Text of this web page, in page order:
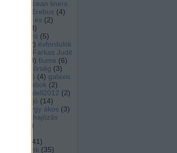
of ocean liners
Erebus (4)
és (2)
3)
átjáró (5)
2) évfordulók
Farkas Judit
3) fiume (6)
Folyamőrség (3)
expedíció (4) galaxis
Gályarabok (2)
gomodell2012 (2)
gőzhajó (14)
györgy ákos (3)
hadihajózás
)
41)
(35)